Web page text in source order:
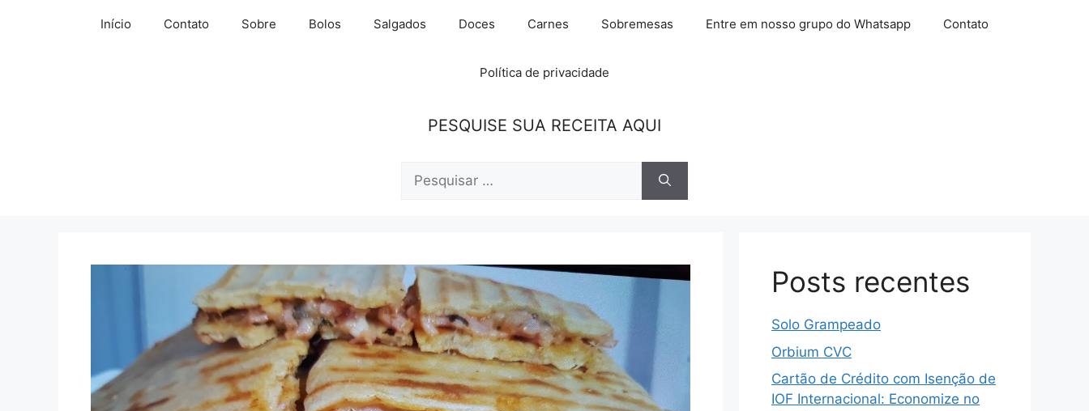
Início Contato Sobre Bolos Salgados Doces Carnes Sobremesas Entre em nosso grupo do Whatsapp Contato
Política de privacidade
PESQUISE SUA RECEITA AQUI
Pesquisar
Posts recentes
Solo Grampeado
Orbium CVC
Cartão de Crédito com Isenção de
IOF Internacional: Economize no